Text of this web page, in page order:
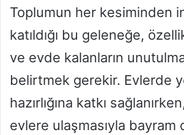
Toplumun her kesiminden
katıldığı bu geleneğe,
ve evde kalanların
belirtmek gerekir. Evlerde
hazırlığına katkı
evlere ulaşmasıyla bayram